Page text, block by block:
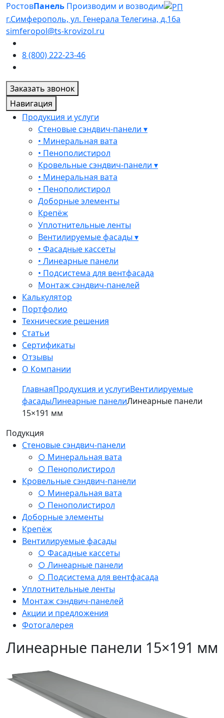
РостовПанель Производим и возводим
г.Симферополь, ул. Генерала Телегина, д.16а
simferopol@ts-krovizol.ru
8 (800) 222-23-46
Заказать звонок
Навигация
Продукция и услуги
Стеновые сэндвич-панели ▾
• Минеральная вата
• Пенополистирол
Кровельные сэндвич-панели ▾
• Минеральная вата
• Пенополистирол
Доборные элементы
Крепёж
Уплотнительные ленты
Вентилируемые фасады ▾
• Фасадные кассеты
• Линеарные панели
• Подсистема для вентфасада
Монтаж сэндвич-панелей
Калькулятор
Портфолио
Технические решения
Статьи
Сертификаты
Отзывы
О Компании
ГлавнаяПродукция и услугиВентилируемые
фасадыЛинеарные панелиЛинеарные панели
15×191 мм
Подукция
Стеновые сэндвич-панели
○ Минеральная вата
○ Пенополистирол
Кровельные сэндвич-панели
○ Минеральная вата
○ Пенополистирол
Доборные элементы
Крепёж
Вентилируемые фасады
○ Фасадные кассеты
○ Линеарные панели
○ Подсистема для вентфасада
Уплотнительные ленты
Монтаж сэндвич-панелей
Акции и предложения
Фотогалерея
Линеарные панели 15×191 мм